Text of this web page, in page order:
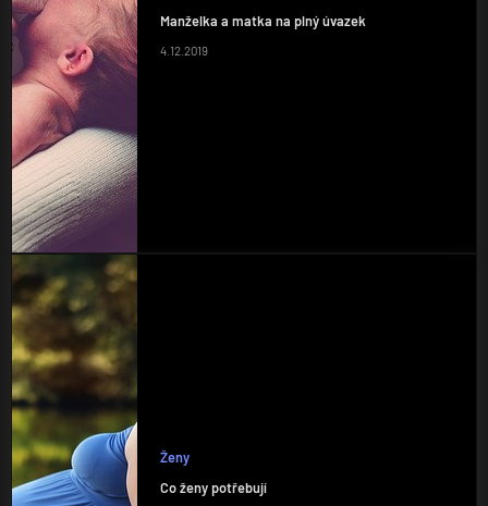
Manželka a matka na plný úvazek
4.12.2019
Ženy
Co ženy potřebují